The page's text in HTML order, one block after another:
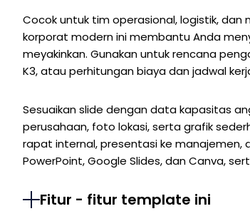
Cocok untuk tim operasional, logistik,
korporat modern ini membantu Anda
meyakinkan. Gunakan untuk rencana
K3, atau perhitungan biaya dan jadwal
Sesuaikan slide dengan data kapasitas
perusahaan, foto lokasi, serta grafik
rapat internal, presentasi ke manajemen,
PowerPoint, Google Slides, dan Canva,
Fitur - fitur template ini